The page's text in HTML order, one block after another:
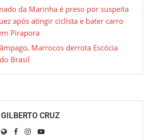
da Marinha é preso por suspeita
após atingir ciclista e bater carro
Pirapora
Marrocos derrota Escócia
Brasil
GILBERTO CRUZ